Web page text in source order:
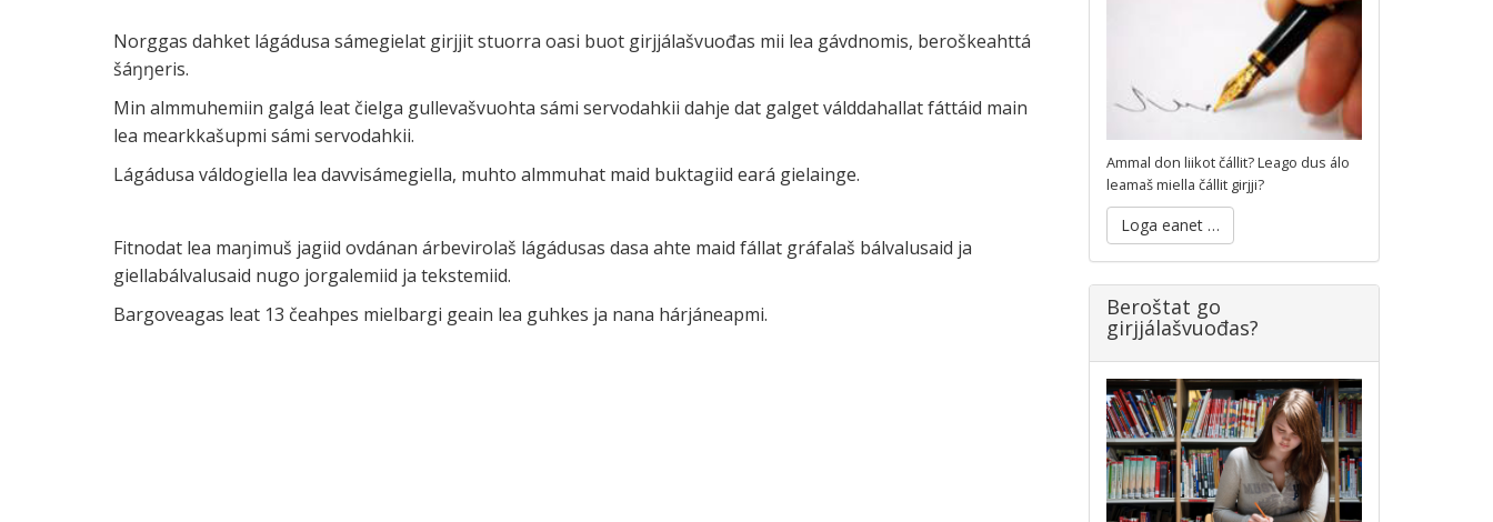
Norggas dahket lágádusa sámegielat girjjit stuorra oasi buot girjjálašvuođas mii lea gávdnomis, beroškeahttá
šáŋŋeris.
Min almmuhemiin galgá leat čielga gullevašvuohta sámi servodahkii dahje dat galget válddahallat fáttáid main
lea mearkkašupmi sámi servodahkii.
Lágádusa váldogiella lea davvisámegiella, muhto almmuhat maid buktagiid eará gielainge.
Fitnodat lea maŋimuš jagiid ovdánan árbevirolaš lágádusas dasa ahte maid fállat gráfalaš bálvalusaid ja
giellabálvalusaid nugo jorgalemiid ja tekstemiid.
Bargoveagas leat 13 čeahpes mielbargi geain lea guhkes ja nana hárjáneapmi.
Ammal don liikot čállit? Leago dus álo
leamaš miella čállit girjji?
Loga eanet …
Beroštat go
girjjálašvuođas?